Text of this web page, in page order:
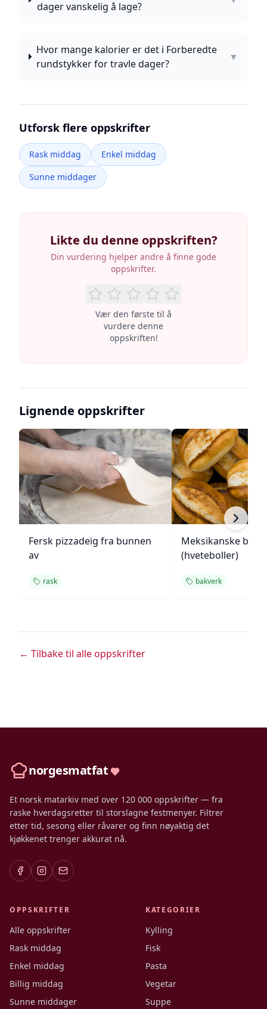
dager vanskelig å lage?
Hvor mange kalorier er det i Forberedte
rundstykker for travle dager?
▼
Utforsk flere oppskrifter
Rask middag
Enkel middag
Sunne middager
Likte du denne oppskriften?
Din vurdering hjelper andre å finne gode
oppskrifter.
Vær den første til å
vurdere denne
oppskriften!
Lignende oppskrifter
Fersk pizzadeig fra bunnen
av
rask
Meksikanske
(hveteboller)
bakverk
← Tilbake til alle oppskrifter
norgesmatfat
Et norsk matarkiv med over 120 000 oppskrifter — fra
raske hverdagsretter til storslagne festmenyer. Filtrer
etter tid, sesong eller råvarer og finn nøyaktig det
kjøkkenet trenger akkurat nå.
OPPSKRIFTER
Alle oppskrifter
Rask middag
Enkel middag
Billig middag
Sunne middager
KATEGORIER
Kylling
Fisk
Pasta
Vegetar
Suppe